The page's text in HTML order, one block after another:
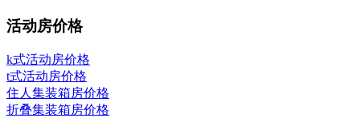
活动房价格
k式活动房价格
t式活动房价格
住人集装箱房价格
折叠集装箱房价格